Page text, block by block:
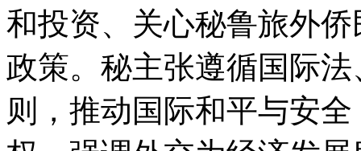
和投资、关心秘鲁旅外
政策。秘主张遵循国际
则，推动国际和平与安